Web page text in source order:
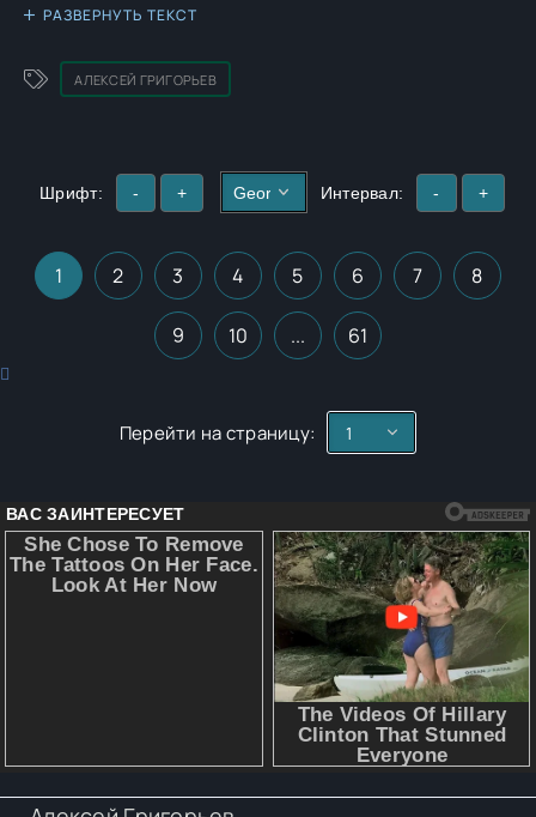
приятного чтения!
РАЗВЕРНУТЬ ТЕКСТ
АЛЕКСЕЙ ГРИГОРЬЕВ
Шрифт: - + Интервал: - +
1 2 3 4 5 6 7 8
9 10 ... 61
Перейти на страницу: